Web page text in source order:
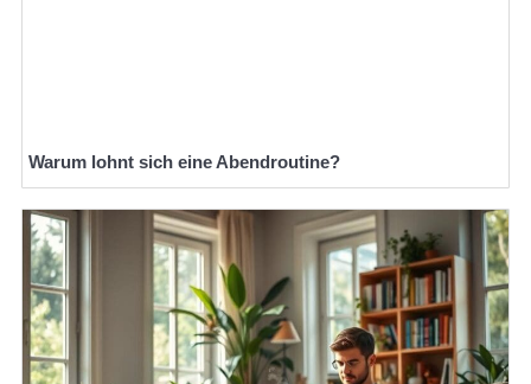
Warum lohnt sich eine Abendroutine?